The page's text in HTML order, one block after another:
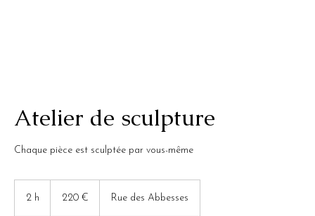
Atelier de sculpture
Chaque pièce est sculptée par vous-même
2 h 220 € Rue des Abbesses